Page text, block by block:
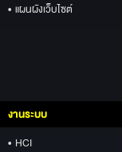
• แผนผังเว็บไซต์
งานระบบ
• HCI